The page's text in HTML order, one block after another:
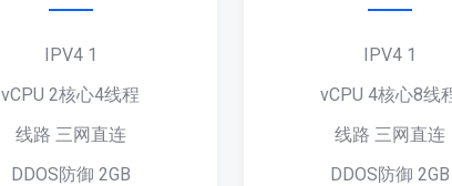
IPV4 1
vCPU 2核心4线程
线路 三网直连
DDOS防御 2GB
IPV4 1
vCPU 4核心8线
线路 三网直连
DDOS防御 2GB